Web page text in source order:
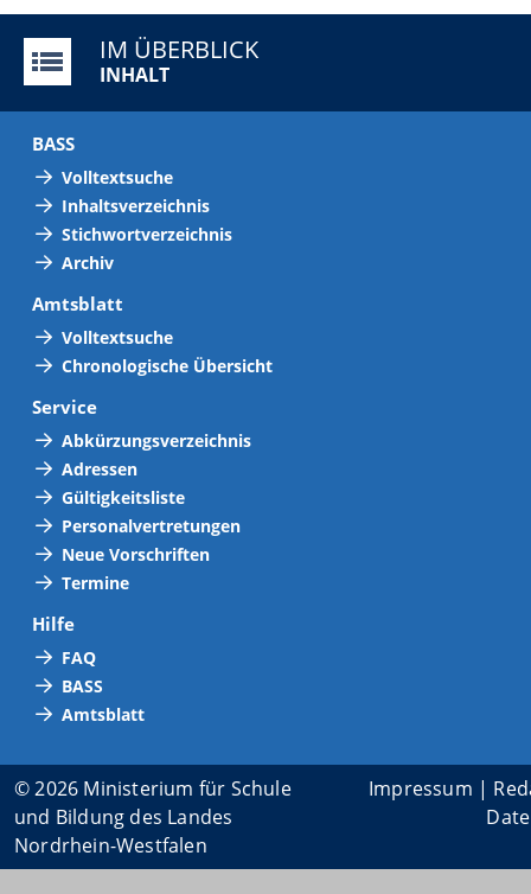
IM ÜBERBLICK
INHALT
BASS
Volltextsuche
Inhaltsverzeichnis
Stichwortverzeichnis
Archiv
Amtsblatt
Volltextsuche
Chronologische Übersicht
Service
Abkürzungsverzeichnis
Adressen
Gültigkeitsliste
Personalvertretungen
Neue Vorschriften
Termine
Hilfe
FAQ
BASS
Amtsblatt
© 2026 Ministerium für Schule
und Bildung des Landes
Nordrhein-Westfalen
Impressum |